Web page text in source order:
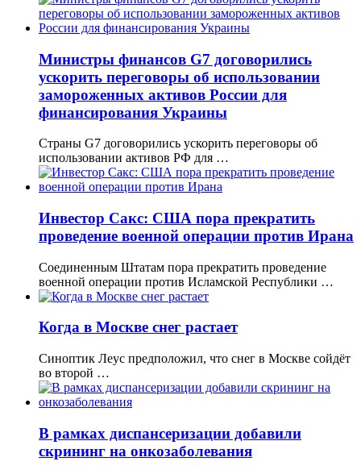
Министры финансов G7 договорились
ускорить переговоры об использовании
замороженных активов России для
финансирования Украины
Страны G7 договорились ускорить переговоры об
использовании активов РФ для …
Инвестор Сакс: США пора прекратить
проведение военной операции против Ирана
Соединенным Штатам пора прекратить проведение
военной операции против Исламской Республики …
Когда в Москве снег растает
Синоптик Леус предположил, что снег в Москве сойдёт
во второй …
В рамках диспансеризации добавили
скрининг на онкозаболевания